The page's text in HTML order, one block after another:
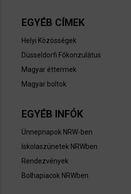
EGYÉB CÍMEK
Helyi Közösségek
Düsseldorfi Főkonzulátus​
Magyar éttermek
Magyar boltok
EGYÉB INFÓK
Ünnepnapok NRW-ben
Iskolaszünetek NRWben
Rendezvények
Bolhapiacok NRWben